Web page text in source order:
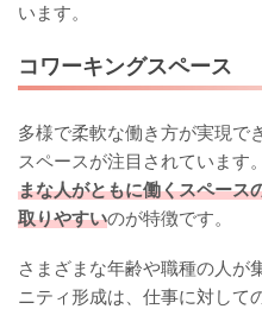
います。
コワーキングスペース
多様で柔軟な働き方が実現で
スペースが注目されています
まな人がともに働くスペース
取りやすいのが特徴です。
さまざまな年齢や職種の人が
ニティ形成は、仕事に対して